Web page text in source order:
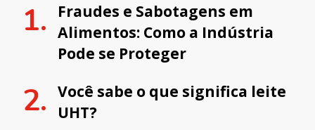
Fraudes e Sabotagens em
Alimentos: Como a Indústria
Pode se Proteger
Você sabe o que significa leite
UHT?